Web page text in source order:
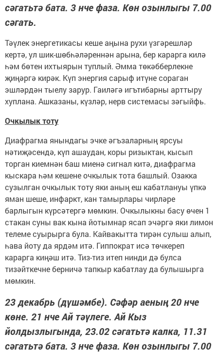
сәгатьтә бата. 3 нче фаза. Көн озынлыгы 7.00
сәгать.
Тәүлек энергетикасы кеше аңына рухи үзгәрешләр
кертә, ул шик-шөбһәләреннән арына, бер карарга килә
һәм бөтен ихтыярын туплый. Әмма төкәбберлекне
җиңәргә кирәк. Күп энергия сарыф итүне сораган
эшләрдән тыелу зарур. Гаиләгә игътибарны арттыру
хуплана. Ашказаны, күзләр, нерв системасы зәгыйфь.
Очкылык тоту
Диафрагма янындагы эчке әгъзаларның ярсуы
нәтиҗәсендә, күп ашаудан, коры ризыктан, кысып
торган киемнән баш миенә сигнал китә, диафрагма
кыскара һәм кешене очкылык тота башлый. Озакка
сузылган очкылык тоту яки аның еш кабатлануы үпкә
яман шеше, инфаркт, кан тамырлары чирләре
барлыгын күрсәтергә мөмкин. Очкылыкны басу өчен 1
стакан суны вак кына йотымнар ясап эчәргә яки лимон
телеме суырырга була. Кайвакытта тирән сулыш алып,
һава йоту да ярдәм итә. Гиппократ исә төчкереп
карарга киңәш итә. Тиз-тиз итеп нинди дә булса
тизәйткечне берничә тапкыр кабатлау да булышырга
мөмкин.
23 декабрь (дүшәмбе). Сәфәр аеның 20 нче
көне. 21 нче Ай тәүлеге. Ай Кыз
йолдызлыгында, 23.02 сәгатьтә калка, 11.31
сәгатьтә бата. 3 нче фаза. Көн озынлыгы 7.00